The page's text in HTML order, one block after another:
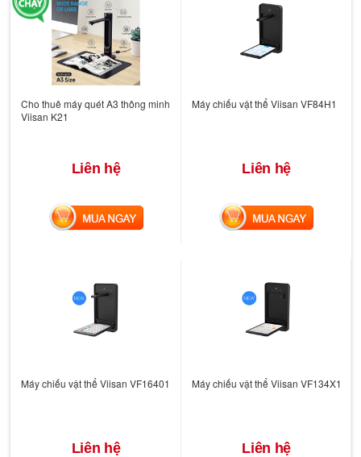
Cho thuê máy quét A3 thông minh
Viisan K21
Liên hệ
MUA NGAY
Máy chiếu vật thể Viisan VF84H1
Liên hệ
MUA NGAY
Máy chiếu vật thể Viisan VF16401
Liên hệ
Máy chiếu vật thể Viisan VF134X1
Liên hệ